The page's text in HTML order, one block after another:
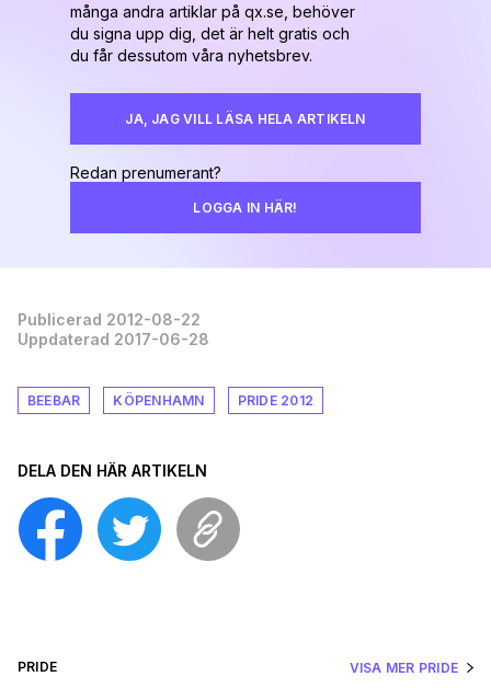
många andra artiklar på qx.se, behöver
du signa upp dig, det är helt gratis och
du får dessutom våra nyhetsbrev.
JA, JAG VILL LÄSA HELA ARTIKELN
Redan prenumerant?
LOGGA IN HÄR!
Publicerad 2012-08-22
Uppdaterad 2017-06-28
BEEBAR KÖPENHAMN PRIDE 2012
DELA DEN HÄR ARTIKELN
PRIDE VISA MER PRIDE